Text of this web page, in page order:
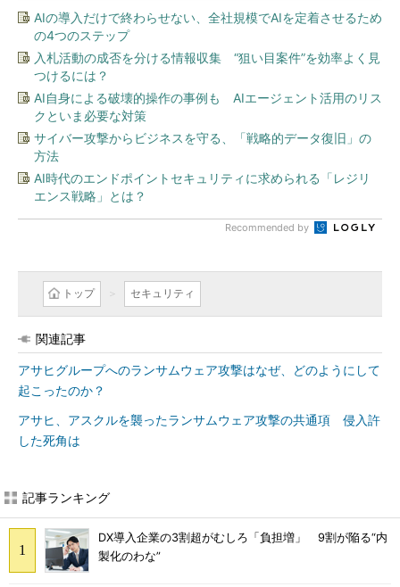
AIの導入だけで終わらせない、全社規模でAIを定着させるため
の4つのステップ
入札活動の成否を分ける情報収集 “狙い目案件”を効率よく見
つけるには？
AI自身による破壊的操作の事例も AIエージェント活用のリス
クといま必要な対策
サイバー攻撃からビジネスを守る、「戦略的データ復旧」の
方法
AI時代のエンドポイントセキュリティに求められる「レジリ
エンス戦略」とは？
Recommended by
トップ セキュリティ
関連記事
アサヒグループへのランサムウェア攻撃はなぜ、どのようにして
起こったのか？
アサヒ、アスクルを襲ったランサムウェア攻撃の共通項 侵入許
した死角は
記事ランキング
DX導入企業の3割超がむしろ「負担増」 9割が陥る“内
製化のわな”